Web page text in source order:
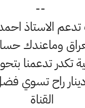
احمد
حساب باي
بتحويل
راح تسوي فضل كبير